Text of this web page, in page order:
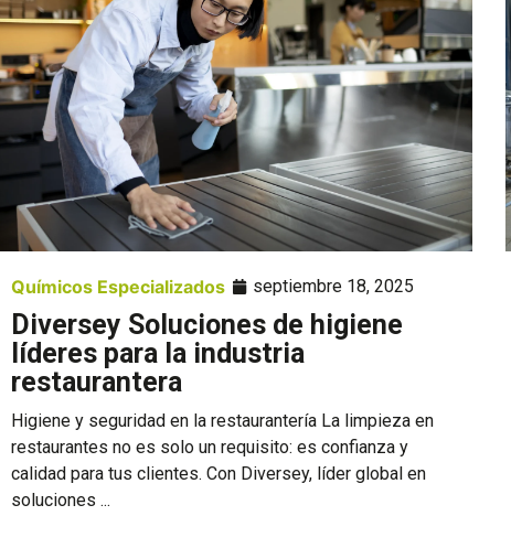
Químicos Especializados septiembre 18, 2025
Diversey Soluciones de higiene
líderes para la industria
restaurantera
Higiene y seguridad en la restaurantería La limpieza en
restaurantes no es solo un requisito: es confianza y
calidad para tus clientes. Con Diversey, líder global en
soluciones ...